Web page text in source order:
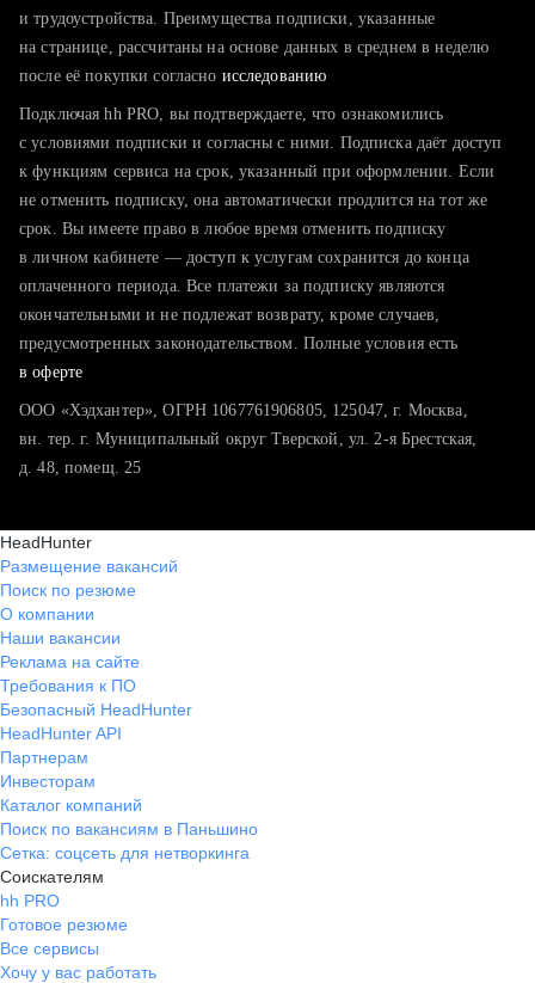
тратите много времени на поиск и вручную поднимаете
хотите сравнить себя с конкурентами и оценить шансы
и трудоустройства. Преимущества подписки, указанные
на странице, рассчитаны на основе данных в среднем в неделю
после её покупки согласно исследованию
Подключая hh PRO, вы подтверждаете, что ознакомились
с условиями подписки и согласны с ними. Подписка даёт доступ
к функциям сервиса на срок, указанный при оформлении. Если
не отменить подписку, она автоматически продлится на тот же
срок. Вы имеете право в любое время отменить подписку
в личном кабинете — доступ к услугам сохранится до конца
оплаченного периода. Все платежи за подписку являются
окончательными и не подлежат возврату, кроме случаев,
предусмотренных законодательством. Полные условия есть
в оферте
ООО «Хэдхантер», ОГРН 1067761906805, 125047, г. Москва,
вн. тер. г. Муниципальный округ Тверской, ул. 2-я Брестская,
д. 48, помещ. 25
HeadHunter
Размещение вакансий
Поиск по резюме
О компании
Наши вакансии
Реклама на сайте
Требования к ПО
Безопасный HeadHunter
HeadHunter API
Партнерам
Инвесторам
Каталог компаний
Поиск по вакансиям в Паньшино
Сетка: соцсеть для нетворкинга
Соискателям
hh PRO
Готовое резюме
Все сервисы
Хочу у вас работать